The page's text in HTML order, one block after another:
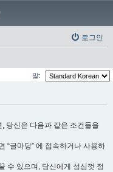
로그인
말:
, 당신은 다음과 같은 조건들을
“글마당” 에 접속하거나 사용하
수 있으며, 당신에게 성심껏 정